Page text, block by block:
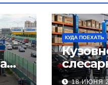
КУДА ПОЕХАТЬ
18 ИЮНЯ